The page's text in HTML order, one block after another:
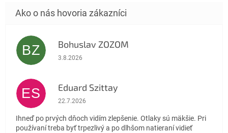
BZ Bohuslav ZOZOM
Hodnotenie obchodu je 5 z 5 hviezdičiek.
3.8.2026
ES Eduard Szittay
Hodnotenie obchodu je 5 z 5 hviezdičiek.
22.7.2026
Ihneď po prvých dňoch vidím zlepšenie. Otlaky sú mäkšie. Pri
používaní treba byť trpezlivý a po dlhšom natieraní vidieť